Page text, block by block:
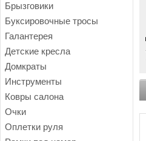
Брызговики
Буксировочные тросы
Галантерея
Детские кресла
Домкраты
Инструменты
Ковры салона
Очки
Оплетки руля